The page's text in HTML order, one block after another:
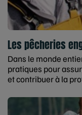
Les pêcheries
Dans le monde
pratiques pour
et contribuer à la